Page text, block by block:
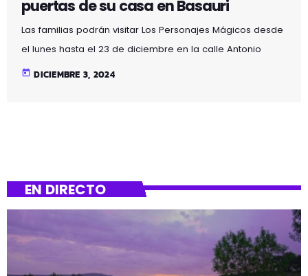
puertas de su casa en Basauri
Las familias podrán visitar Los Personajes Mágicos desde
el lunes hasta el 23 de diciembre en la calle Antonio
Fernández, número 17
today DICIEMBRE 3, 2024
EN DIRECTO